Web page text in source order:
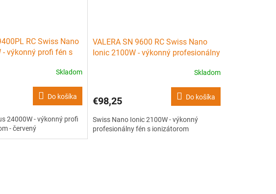
RC Swiss Nano
- výkonný profi fén s
Skladom
Do košíka
24000W - výkonný profi
- červený
VALERA SN 9600 RC Swiss Nano
Ionic 2100W - výkonný profesionálny
Skladom
€98,25 Do košíka
Swiss Nano Ionic 2100W - výkonný
profesionálny fén s ionizátorom